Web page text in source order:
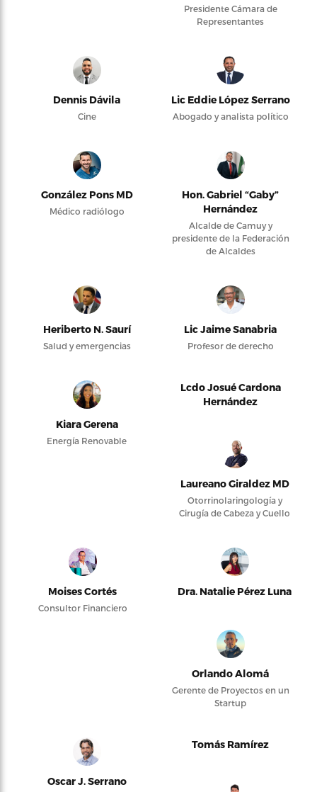
Presidente Cámara de
Representantes
Dennis Dávila
Cine
Lic Eddie López Serrano
Abogado y analista político
González Pons MD
Médico radiólogo
Hon. Gabriel “Gaby”
Hernández
Alcalde de Camuy y
presidente de la Federación
de Alcaldes
Heriberto N. Saurí
Salud y emergencias
Lic Jaime Sanabria
Profesor de derecho
Kiara Gerena
Energía Renovable
Lcdo Josué Cardona
Hernández
Laureano Giraldez MD
Otorrinolaringología y
Cirugía de Cabeza y Cuello
Moises Cortés
Consultor Financiero
Dra. Natalie Pérez Luna
Orlando Alomá
Gerente de Proyectos en un
Startup
Oscar J. Serrano
Tomás Ramírez